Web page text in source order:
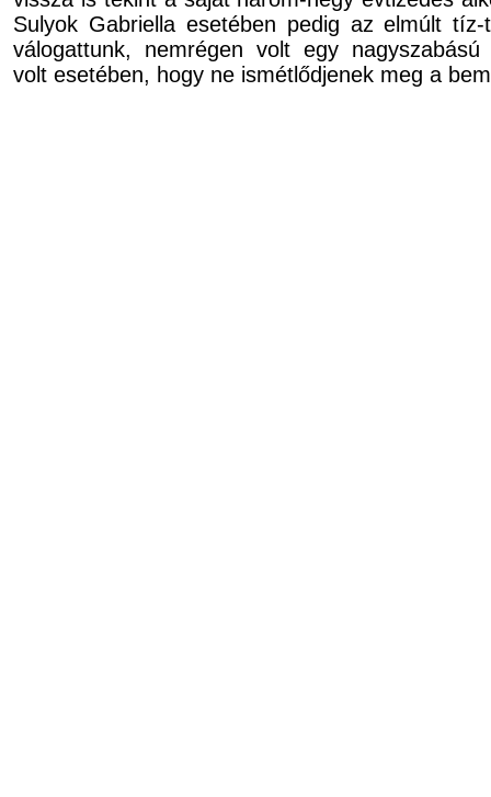
Sulyok Gabriella esetében pedig az elmúlt
válogattunk, nemrégen volt egy
volt esetében, hogy ne ismétlődjenek meg a